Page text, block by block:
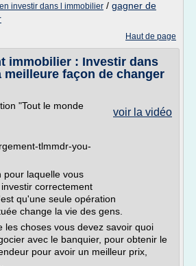
investir dans l immobilier / gagner de
Haut de page
immobilier : Investir dans
meilleure façon de changer
voir la vidéo
"Tout le monde
tlmmdr-you-
pour laquelle vous
correctement
qu'une seule opération
change la vie des gens.
les choses vous devez savoir quoi
avec le banquier, pour obtenir le
pour avoir un meilleur prix,